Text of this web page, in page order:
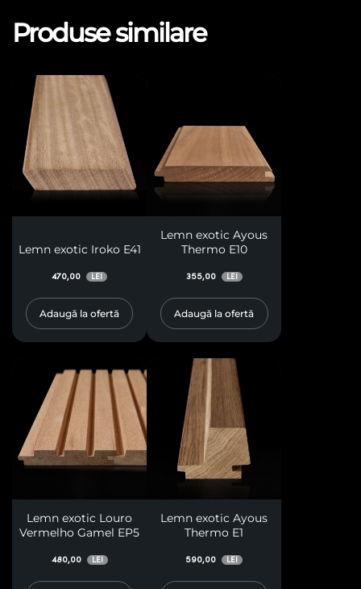
Produse similare
Lemn exotic Iroko E41
470,00 LEI
Adaugă la ofertă
Lemn exotic Ayous
Thermo E10
355,00 LEI
Adaugă la ofertă
Lemn exotic Louro
Vermelho Gamel EP5
480,00 LEI
Lemn exotic Ayous
Thermo E1
590,00 LEI